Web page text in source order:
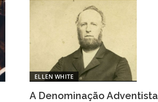
ELLEN WHITE
A Denominação Adventista